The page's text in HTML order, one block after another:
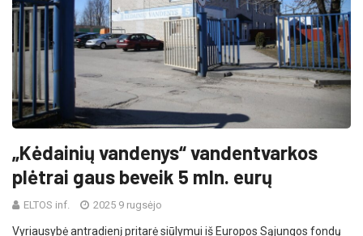
„Kėdainių vandenys“ vandentvarkos
plėtrai gaus beveik 5 mln. eurų
ELTOS inf. 2025 9 rugsėjo
Vyriausybė antradienį pritarė siūlymui iš Europos Sąjungos fondų